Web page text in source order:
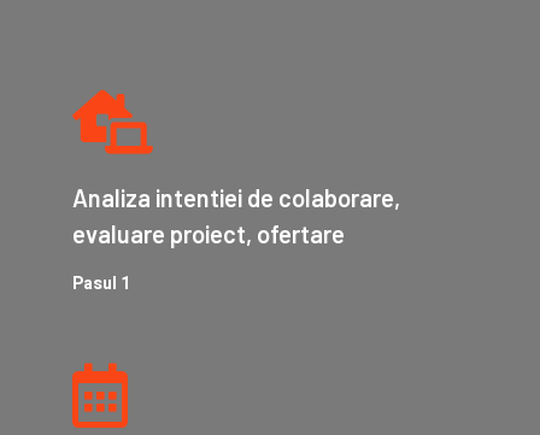
Analiza intentiei de colaborare,
evaluare proiect, ofertare
Pasul 1